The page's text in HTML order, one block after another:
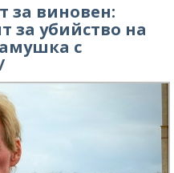
за виновен:
за убийство на
с